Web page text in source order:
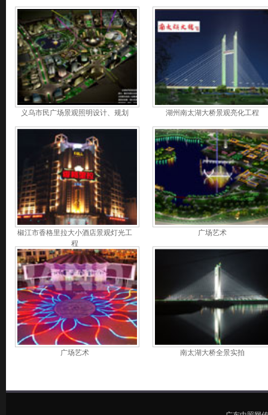
义乌市民广场景观照明设计、规划 湖州南太湖大桥景观亮化工程
椒江市香格里拉大小酒店景观灯光工
程
广场艺术
广场艺术 南太湖大桥全景实拍